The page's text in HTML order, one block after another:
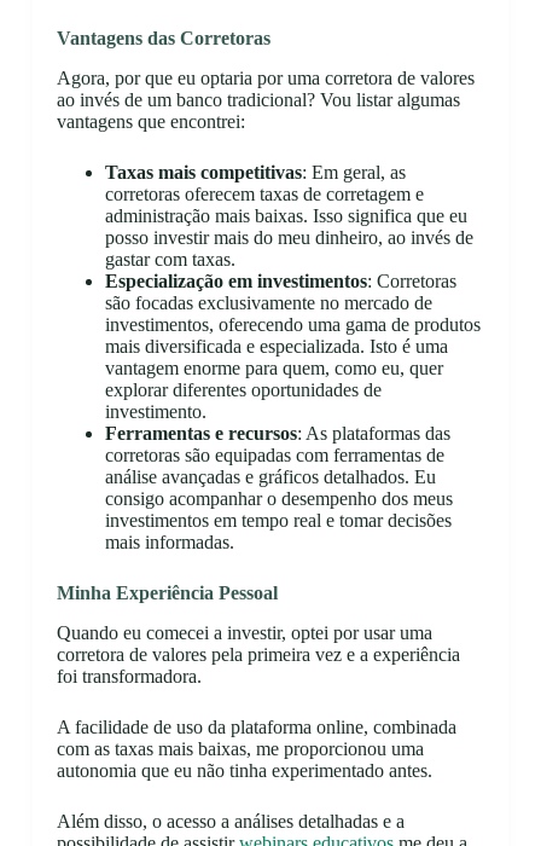
Vantagens das Corretoras
Agora, por que eu optaria por uma corretora de valores
ao invés de um banco tradicional? Vou listar algumas
vantagens que encontrei:
Taxas mais competitivas: Em geral, as
corretoras oferecem taxas de corretagem e
administração mais baixas. Isso significa que eu
posso investir mais do meu dinheiro, ao invés de
gastar com taxas.
Especialização em investimentos: Corretoras
são focadas exclusivamente no mercado de
investimentos, oferecendo uma gama de produtos
mais diversificada e especializada. Isto é uma
vantagem enorme para quem, como eu, quer
explorar diferentes oportunidades de
investimento.
Ferramentas e recursos: As plataformas das
corretoras são equipadas com ferramentas de
análise avançadas e gráficos detalhados. Eu
consigo acompanhar o desempenho dos meus
investimentos em tempo real e tomar decisões
mais informadas.
Minha Experiência Pessoal
Quando eu comecei a investir, optei por usar uma
corretora de valores pela primeira vez e a experiência
foi transformadora.
A facilidade de uso da plataforma online, combinada
com as taxas mais baixas, me proporcionou uma
autonomia que eu não tinha experimentado antes.
Além disso, o acesso a análises detalhadas e a